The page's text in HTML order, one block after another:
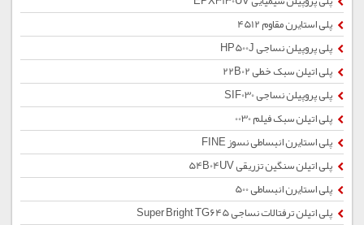
پلی استایرن مقاوم 4512
پلی پروپیلن نساجی HP500J
پلی اتیلن سبک خطی 22B02
پلی پروپیلن نساجی SIF030
پلی اتیلن سبک فیلم 0030
پلی استایرن انبساطی نسوز FINE
پلی اتیلن سنگین تزریقی 54B04UV
پلی استایرن انبساطی 500
پلی اتیلن ترفتالات نساجی Super Bright TG645